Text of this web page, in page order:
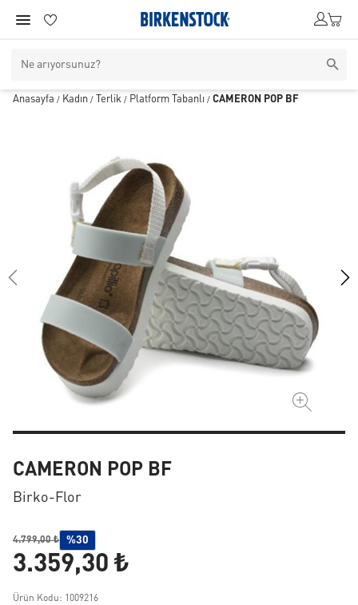
Anasayfa / Kadın / Terlik / Platform Tabanlı / CAMERON POP BF
CAMERON POP BF
Birko-Flor
4.799,00 ₺ %30
3.359,30 ₺
Ürün Kodu: 1009216